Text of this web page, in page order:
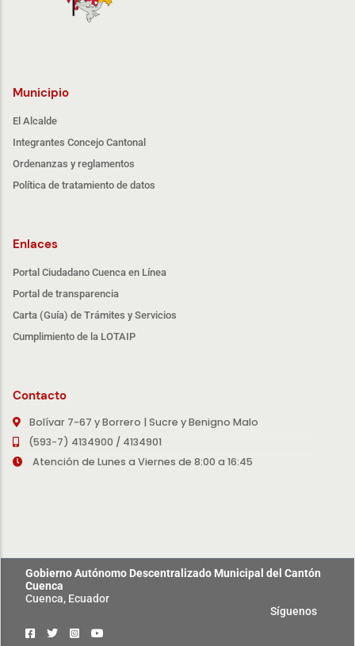
Municipio
El Alcalde
Integrantes Concejo Cantonal
Ordenanzas y reglamentos
Política de tratamiento de datos
Enlaces
Portal Ciudadano Cuenca en Línea
Portal de transparencia
Carta (Guía) de Trámites y Servicios
Cumplimiento de la LOTAIP
Contacto
Bolívar 7-67 y Borrero | Sucre y Benigno Malo
(593-7) 4134900 / 4134901
Atención de Lunes a Viernes de 8:00 a 16:45
Gobierno Autónomo Descentralizado Municipal del Cantón
Cuenca
Cuenca, Ecuador
Síguenos